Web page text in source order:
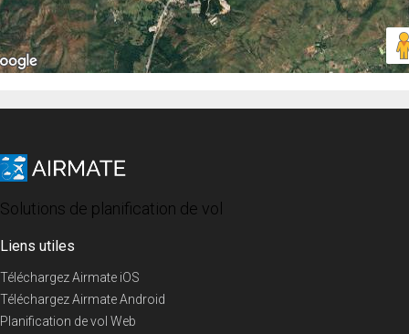
Solutions de planification de vol
Liens utiles
Téléchargez Airmate iOS
Téléchargez Airmate Android
Planification de vol Web